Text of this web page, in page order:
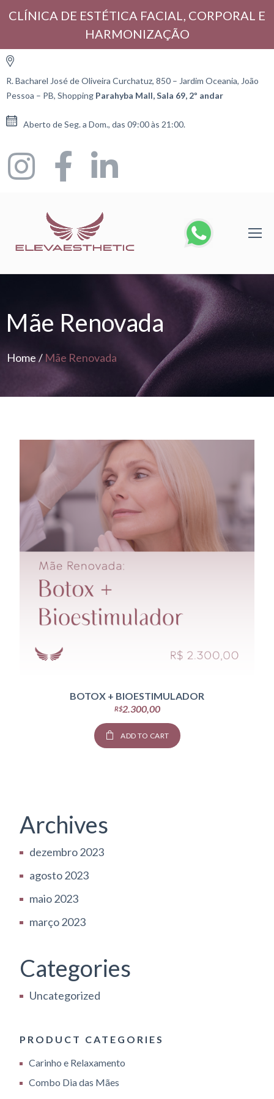
CLÍNICA DE ESTÉTICA FACIAL, CORPORAL E
HARMONIZAÇÃO
R. Bacharel José de Oliveira Curchatuz, 850 – Jardim Oceania, João
Pessoa – PB, Shopping Parahyba Mall, Sala 69, 2º andar
Aberto de Seg. a Dom., das 09:00 às 21:00.
Mãe Renovada
Home/Mãe Renovada
BOTOX + BIOESTIMULADOR
R$2.300,00
ADD TO CART
Archives
dezembro 2023
agosto 2023
maio 2023
março 2023
Categories
Uncategorized
PRODUCT CATEGORIES
Carinho e Relaxamento
Combo Dia das Mães